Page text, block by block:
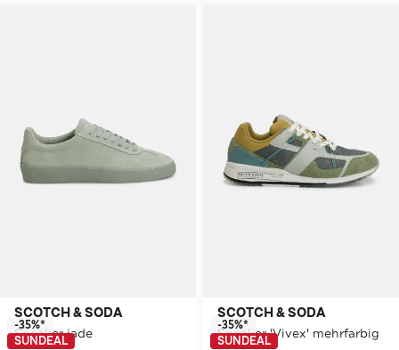
SCOTCH & SODA
Sneaker jade
-35%*
SUNDEAL
SCOTCH & SODA
Sneaker 'Vivex' mehrfarbig
-35%*
SUNDEAL